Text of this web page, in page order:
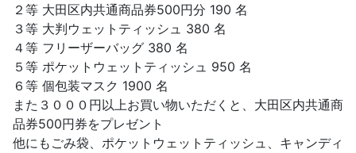
２等 大田区内共通商品券500円分 190 名
３等 大判ウェットティッシュ 380 名
４等 フリーザーバッグ 380 名
５等 ポケットウェットティッシュ 950 名
６等 個包装マスク 1900 名
また３０００円以上お買い物いただくと、大田区内共通商
品券500円券をプレゼント
他にもごみ袋、ポケットウェットティッシュ、キャンディ